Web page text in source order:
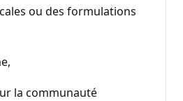
ou des formulations
la communauté